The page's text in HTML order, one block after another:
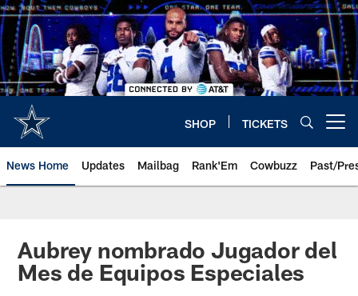
Skip
to
main
content
SHOP TICKETS
News Home Updates Mailbag Rank'Em Cowbuzz Past/
Aubrey nombrado Jugador del
Mes de Equipos Especiales